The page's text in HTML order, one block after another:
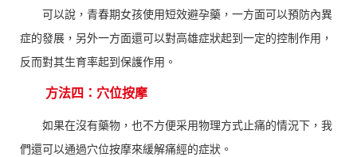
可以說，青春期女孩使用短效避孕藥，一方面可以預防內異
症的發展，另外一方面還可以對高雄症狀起到一定的控制作用，
反而對其生育率起到保護作用。
方法四：穴位按摩
如果在沒有藥物，也不方便采用物理方式止痛的情況下，我
們還可以通過穴位按摩來緩解痛經的症狀。